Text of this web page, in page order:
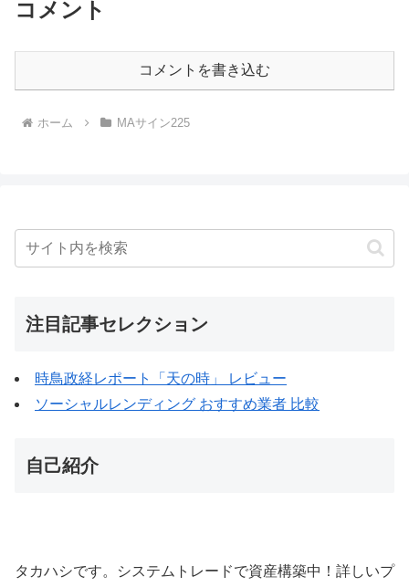
コメント
コメントを書き込む
ホーム MAサイン225
注目記事セレクション
時鳥政経レポート「天の時」 レビュー
ソーシャルレンディング おすすめ業者 比較
自己紹介
タカハシです。システムトレードで資産構築中！詳しいプ